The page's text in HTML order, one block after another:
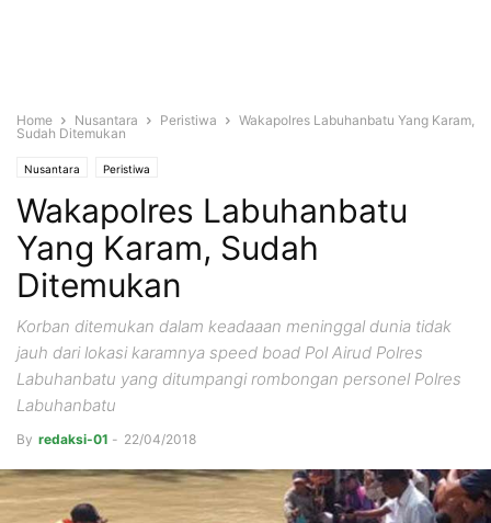
Home Nusantara Peristiwa
Wakapolres Labuhanbatu Yang Karam,
Sudah Ditemukan
Nusantara Peristiwa
Wakapolres Labuhanbatu
Yang Karam, Sudah
Ditemukan
Korban ditemukan dalam keadaaan meninggal dunia tidak
jauh dari lokasi karamnya speed boad Pol Airud Polres
Labuhanbatu yang ditumpangi rombongan personel Polres
Labuhanbatu
By redaksi-01 - 22/04/2018